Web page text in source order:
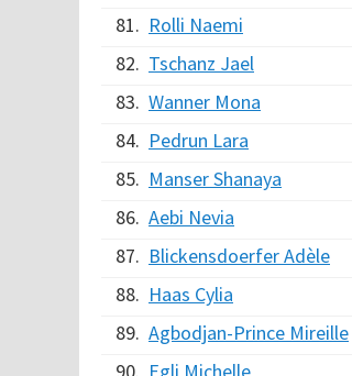
81. Rolli Naemi
82. Tschanz Jael
83. Wanner Mona
84. Pedrun Lara
85. Manser Shanaya
86. Aebi Nevia
87. Blickensdoerfer Adèle
88. Haas Cylia
89. Agbodjan-Prince Mireille